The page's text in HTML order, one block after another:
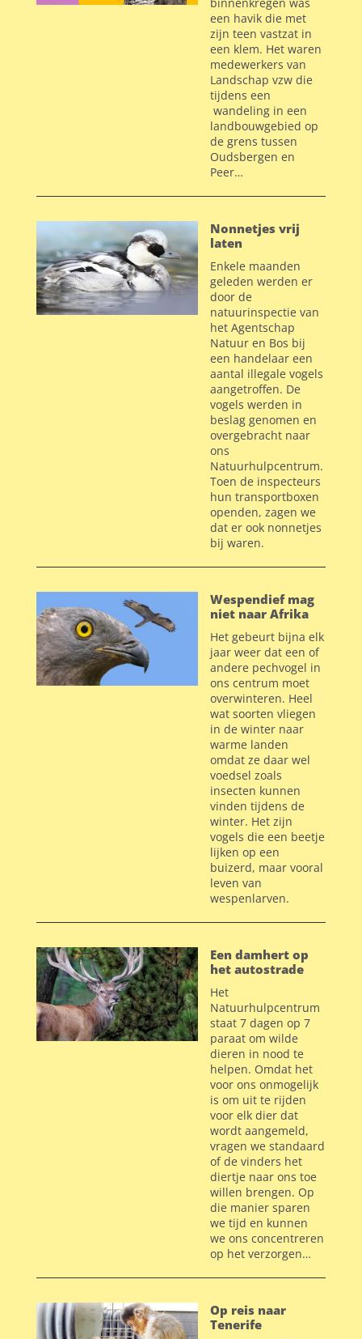
een havik die met
zijn teen vastzat in
een klem. Het waren
medewerkers van
Landschap vzw die
tijdens een
wandeling in een
landbouwgebied op
de grens tussen
Oudsbergen en
Peer…
Nonnetjes vrij
laten
Enkele maanden
geleden werden er
door de
natuurinspectie van
het Agentschap
Natuur en Bos bij
een handelaar een
aantal illegale vogels
aangetroffen. De
vogels werden in
beslag genomen en
overgebracht naar
ons
Natuurhulpcentrum.
Toen de inspecteurs
hun transportboxen
openden, zagen we
dat er ook nonnetjes
bij waren.
Wespendief mag
niet naar Afrika
Het gebeurt bijna elk
jaar weer dat een of
andere pechvogel in
ons centrum moet
overwinteren. Heel
wat soorten vliegen
in de winter naar
warme landen
omdat ze daar wel
voedsel zoals
insecten kunnen
vinden tijdens de
winter. Het zijn
vogels die een beetje
lijken op een
buizerd, maar vooral
leven van
wespenlarven.
Een damhert op
het autostrade
Het
Natuurhulpcentrum
staat 7 dagen op 7
paraat om wilde
dieren in nood te
helpen. Omdat het
voor ons onmogelijk
is om uit te rijden
voor elk dier dat
wordt aangemeld,
vragen we standaard
of de vinders het
diertje naar ons toe
willen brengen. Op
die manier sparen
we tijd en kunnen
we ons concentreren
op het verzorgen…
Op reis naar
Tenerife